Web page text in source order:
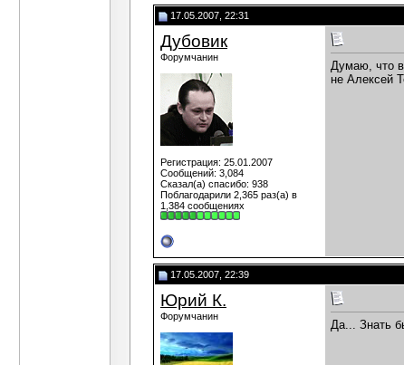
17.05.2007, 22:31
Дубовик
Форумчанин
Регистрация: 25.01.2007
Сообщений: 3,084
Сказал(а) спасибо: 938
Поблагодарили 2,365 раз(а) в
1,384 сообщениях
Думаю, что
не Алексей
17.05.2007, 22:39
Юрий К.
Форумчанин
Да... Знать